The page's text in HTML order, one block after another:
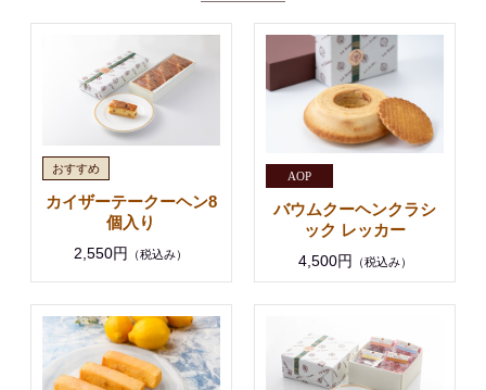
カイザーテークーヘン8
個入り
2,550円 （税込み）
バウムクーヘンクラシ
ック レッカー
4,500円 （税込み）